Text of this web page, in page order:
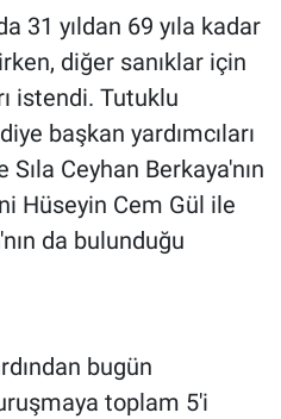
31 yıldan 69 yıla kadar
diğer sanıklar için
istendi. Tutuklu
başkan yardımcıları
Ceyhan Berkaya'nın
Hüseyin Cem Gül ile
da bulunduğu
bugün
toplam 5'i